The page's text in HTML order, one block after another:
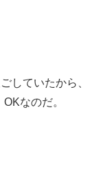
していたから、
なのだ。